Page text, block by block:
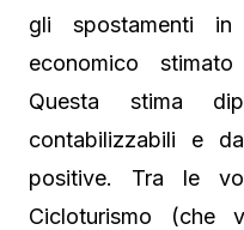
gli spostamenti
economico
Questa stima
contabilizzabili e
positive. Tra le
Cicloturismo